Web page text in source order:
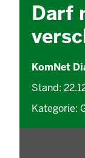
Darf
KomNet
Stand:
Kategorie: